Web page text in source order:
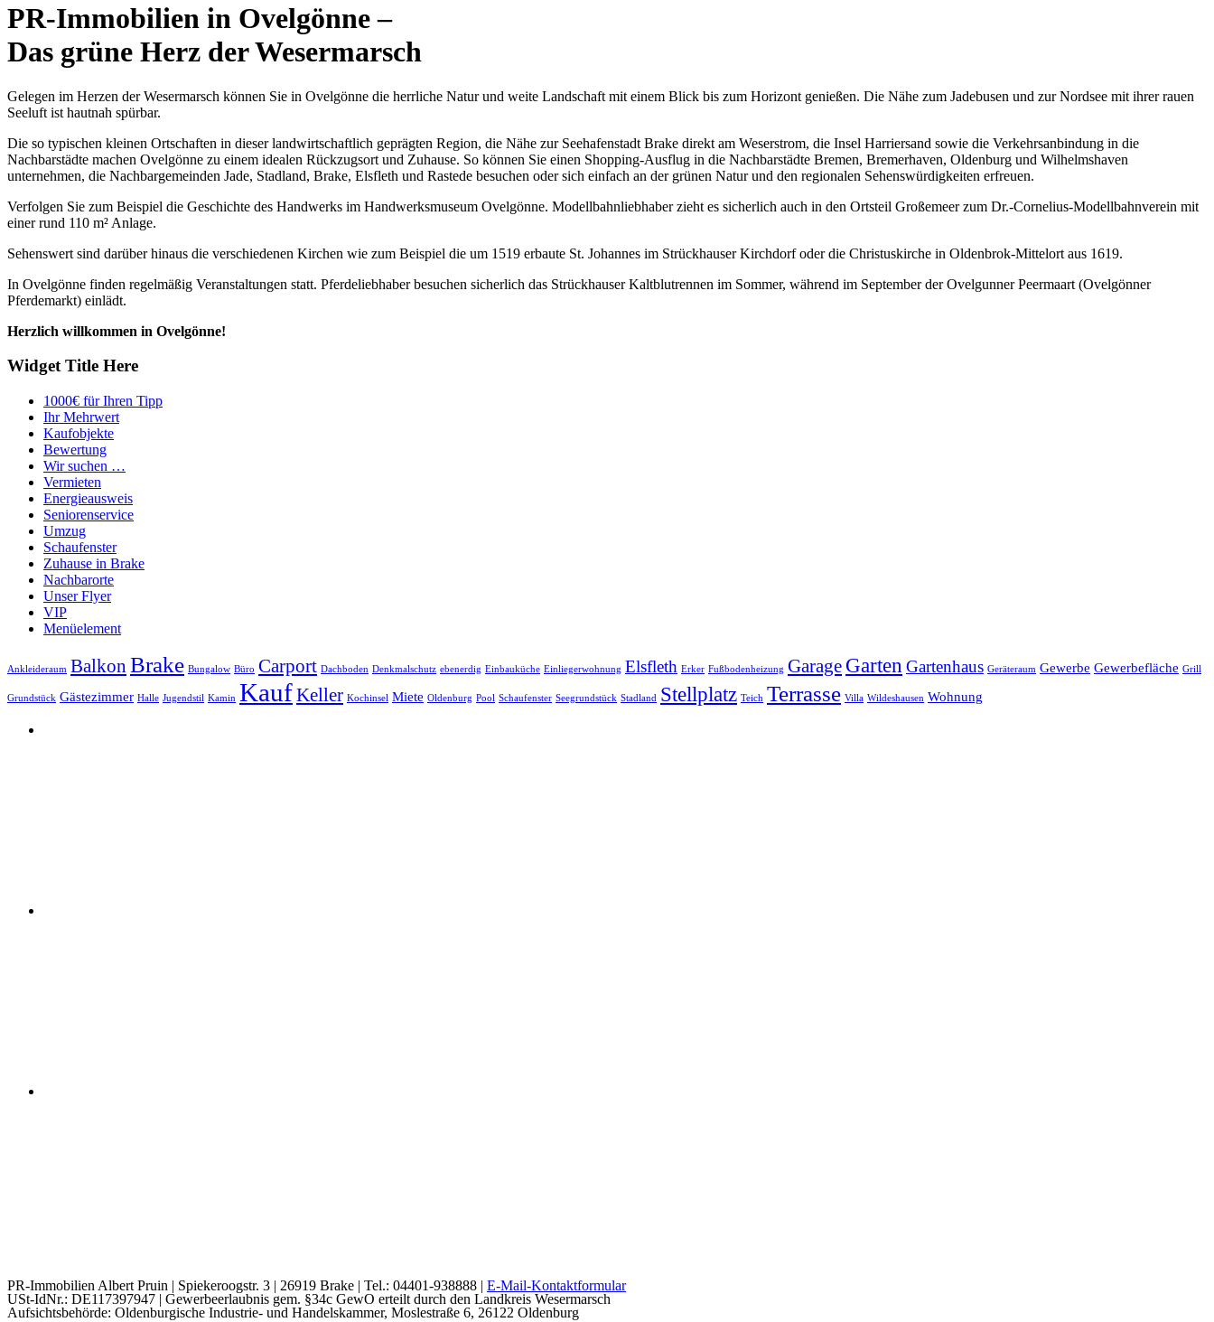
PR-Immobilien in Ovelgönne –
Das grüne Herz der Wesermarsch
Gelegen im Herzen der Wesermarsch können Sie in Ovelgönne die herrliche Natur und weite Landschaft mit einem Blick bis zum Horizont genießen. Die Nähe zum Jadebusen und zur Nordsee mit ihrer rauen
Seeluft ist hautnah spürbar.
Die so typischen kleinen Ortschaften in dieser landwirtschaftlich geprägten Region, die Nähe zur Seehafenstadt Brake direkt am Weserstrom, die Insel Harriersand sowie die Verkehrsanbindung in die
Nachbarstädte machen Ovelgönne zu einem idealen Rückzugsort und Zuhause. So können Sie einen Shopping-Ausflug in die Nachbarstädte Bremen, Bremerhaven, Oldenburg und Wilhelmshaven
unternehmen, die Nachbargemeinden Jade, Stadland, Brake, Elsfleth und Rastede besuchen oder sich einfach an der grünen Natur und den regionalen Sehenswürdigkeiten erfreuen.
Verfolgen Sie zum Beispiel die Geschichte des Handwerks im Handwerksmuseum Ovelgönne. Modellbahnliebhaber zieht es sicherlich auch in den Ortsteil Großemeer zum Dr.-Cornelius-Modellbahnverein mit
einer rund 110 m² Anlage.
Sehenswert sind darüber hinaus die verschiedenen Kirchen wie zum Beispiel die um 1519 erbaute St. Johannes im Strückhauser Kirchdorf oder die Christuskirche in Oldenbrok-Mittelort aus 1619.
In Ovelgönne finden regelmäßig Veranstaltungen statt. Pferdeliebhaber besuchen sicherlich das Strückhauser Kaltblutrennen im Sommer, während im September der Ovelgunner Peermaart (Ovelgönner
Pferdemarkt) einlädt.
Herzlich willkommen in Ovelgönne!
Widget Title Here
1000€ für Ihren Tipp
Ihr Mehrwert
Kaufobjekte
Bewertung
Wir suchen …
Vermieten
Energieausweis
Seniorenservice
Umzug
Schaufenster
Zuhause in Brake
Nachbarorte
Unser Flyer
VIP
Menüelement
Ankleideraum Balkon Brake Bungalow Büro Carport Dachboden Denkmalschutz ebenerdig Einbauküche Einliegerwohnung Elsfleth Erker Fußbodenheizung Garage Garten Gartenhaus Geräteraum Gewerbe Gewerbefläche Grill
Grundstück Gästezimmer Halle Jugendstil Kamin KaufKeller Kochinsel Miete Oldenburg Pool Schaufenster Seegrundstück Stadland Stellplatz Teich Terrasse Villa Wildeshausen Wohnung
PR-Immobilien Albert Pruin | Spiekeroogstr. 3 | 26919 Brake | Tel.: 04401-938888 | E-Mail-Kontaktformular
USt-IdNr.: DE117397947 | Gewerbeerlaubnis gem. §34c GewO erteilt durch den Landkreis Wesermarsch
Aufsichtsbehörde: Oldenburgische Industrie- und Handelskammer, Moslestraße 6, 26122 Oldenburg